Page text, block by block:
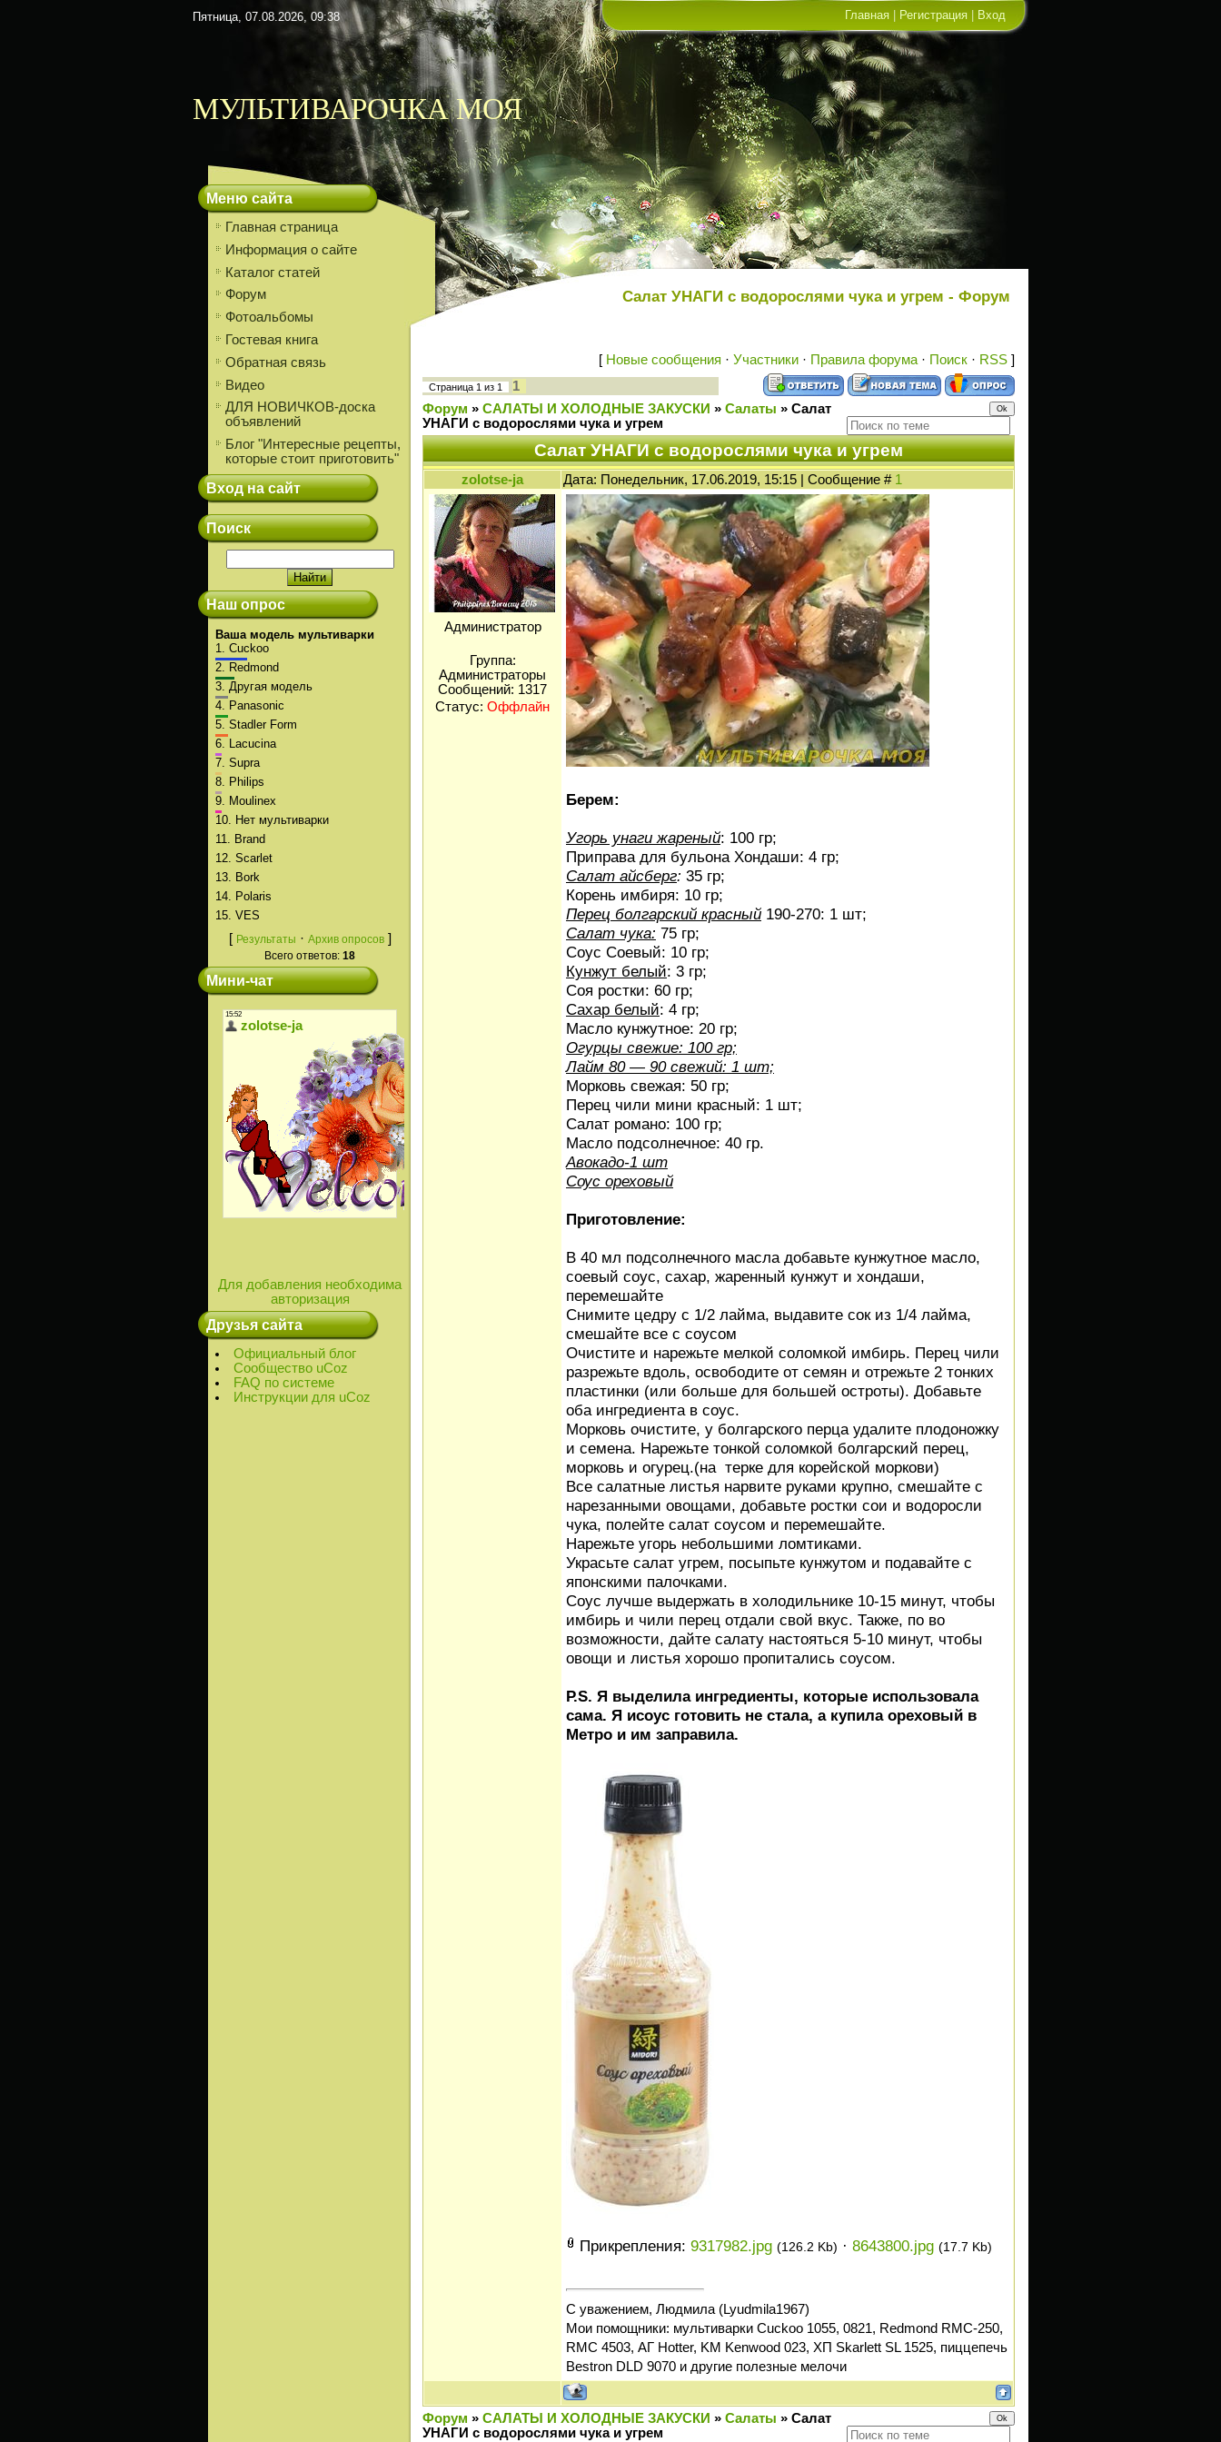
Пятница, 07.08.2026, 09:38 Главная Регистрация Вход
МУЛЬТИВАРОЧКА МОЯ
Меню сайта
Главная страница
Информация о сайте
Каталог статей
Форум
Фотоальбомы
Гостевая книга
Обратная связь
Видео
ДЛЯ НОВИЧКОВ-доска
объявлений
Блог "Интересные рецепты,
которые стоит приготовить"
Вход на сайт
Поиск
Наш опрос
Ваша модель мультиварки
1. Cuckoo
2.
Redmond
3. Другая модель
4.
Panasonic
5. Stadler Form
6.
Lacucina
7. Supra
8.
Philips
9.
Moulinex
10.
Нет мультиварки
11.
Brand
12. Scarlet
13.
Bork
14.
Polaris
15. VES
[ Результаты · Архив опросов]
Всего ответов: 18
Мини-чат
Для добавления необходима
авторизация
Друзья сайта
Официальный блог
Сообщество uCoz
FAQ по системе
Инструкции для uCoz
Салат УНАГИ с водорослями чука и угрем - Форум
[ Новые сообщения · Участники · Правила форума · Поиск · RSS ]
Страница 1 из 1
1
Форум » САЛАТЫ И ХОЛОДНЫЕ ЗАКУСКИ » Салаты » Салат
УНАГИ с водорослями чука и угрем
Салат УНАГИ с водорослями чука и угрем
zolotse-ja Дата: Понедельник, 17.06.2019, 15:15 | Сообщение # 1
Администратор
Группа:
Администраторы
Сообщений: 1317
Статус: Оффлайн
Берем:
Угорь унаги жареный: 100 гр;
Приправа для бульона Хондаши: 4 гр;
Салат айсберг: 35 гр;
Корень имбиря: 10 гр;
Перец болгарский красный 190-270: 1 шт;
Салат чука: 75 гр;
Соус Соевый: 10 гр;
Кунжут белый: 3 гр;
Соя ростки: 60 гр;
Сахар белый: 4 гр;
Масло кунжутное: 20 гр;
Огурцы свежие: 100 гр;
Лайм 80 — 90 свежий: 1 шт;
Морковь свежая: 50 гр;
Перец чили мини красный: 1 шт;
Салат романо: 100 гр;
Масло подсолнечное: 40 гр.
Авокадо-1 шт
Соус ореховый
Приготовление:
В 40 мл подсолнечного масла добавьте кунжутное масло,
соевый соус, сахар, жаренный кунжут и хондаши,
перемешайте
Снимите цедру с 1/2 лайма, выдавите сок из 1/4 лайма,
смешайте все с соусом
Очистите и нарежьте мелкой соломкой имбирь. Перец чили
разрежьте вдоль, освободите от семян и отрежьте 2 тонких
пластинки (или больше для большей остроты). Добавьте
оба ингредиента в соус.
Морковь очистите, у болгарского перца удалите плодоножку
и семена. Нарежьте тонкой соломкой болгарский перец,
морковь и огурец.(на терке для корейской моркови)
Все салатные листья нарвите руками крупно, смешайте с
нарезанными овощами, добавьте ростки сои и водоросли
чука, полейте салат соусом и перемешайте.
Нарежьте угорь небольшими ломтиками.
Украсьте салат угрем, посыпьте кунжутом и подавайте с
японскими палочками.
Соус лучше выдержать в холодильнике 10-15 минут, чтобы
имбирь и чили перец отдали свой вкус. Также, по во
возможности, дайте салату настояться 5-10 минут, чтобы
овощи и листья хорошо пропитались соусом.
Р.S. Я выделила ингредиенты, которые использовала
сама. Я исоус готовить не стала, а купила ореховый в
Метро и им заправила.
Прикрепления: 9317982.jpg (126.2 Kb) · 8643800.jpg (17.7 Kb)
С уважением, Людмила (Lyudmila1967)
Мои помощники: мультиварки Cuckoo 1055, 0821, Redmond RMC-250,
RMC 4503, АГ Hotter, KM Kenwood 023, ХП Skarlett SL 1525, пиццепечь
Bestron DLD 9070 и другие полезные мелочи
Форум » САЛАТЫ И ХОЛОДНЫЕ ЗАКУСКИ » Салаты » Салат
УНАГИ с водорослями чука и угрем